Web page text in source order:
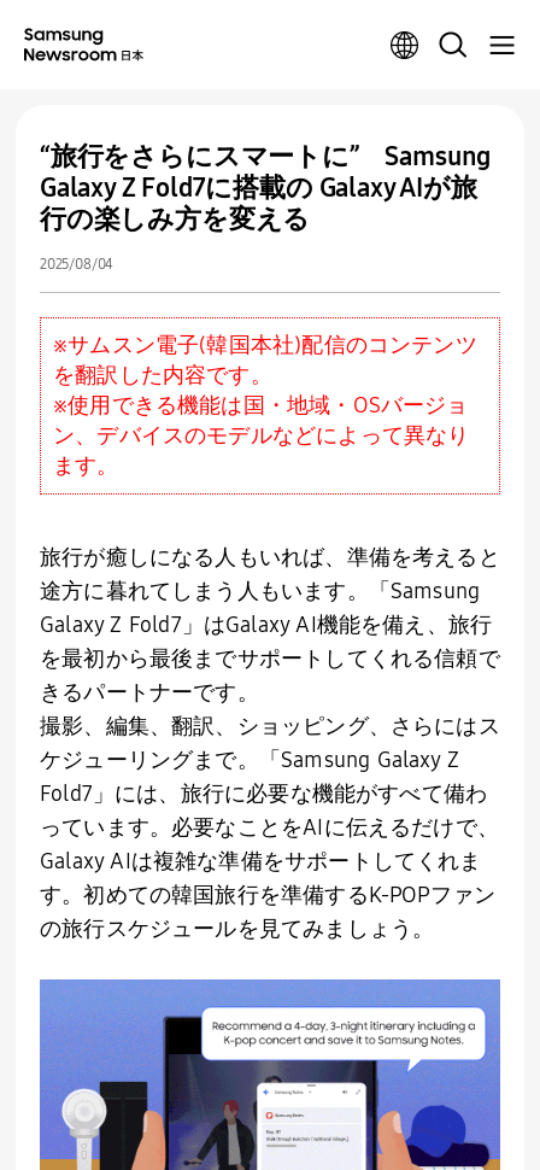
“旅行をさらにスマートに” Samsung
Galaxy Z Fold7に搭載の Galaxy AIが旅
行の楽しみ方を変える
2025/08/04
※サムスン電子(韓国本社)配信のコンテンツ
を翻訳した内容です。
※使用できる機能は国・地域・OSバージョ
ン、デバイスのモデルなどによって異なり
ます。
旅行が癒しになる人もいれば、準備を考えると
途方に暮れてしまう人もいます。「 Samsung
Galaxy Z Fold7 」はGalaxy AI機能を備え、旅行
を最初から最後までサポートしてくれる信頼で
きるパートナーです。
撮影、編集、翻訳、ショッピング、さらにはス
ケジューリングまで。「 Samsung Galaxy Z
Fold7 」には、旅行に必要な機能がすべて備わ
っています。必要なことをAIに伝えるだけで、
Galaxy AIは複雑な準備をサポートしてくれま
す。初めての韓国旅行を準備するK-POPファン
の旅行スケジュールを見てみましょう。